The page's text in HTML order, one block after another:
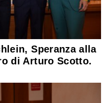
Speranza alla
di Arturo Scotto.